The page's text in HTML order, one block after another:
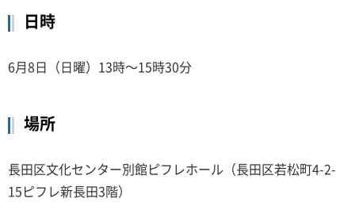
日時
6月8日（日曜）13時～15時30分
場所
長田区文化センター別館ピフレホール（長田区若松町4-2-
15ピフレ新長田3階）